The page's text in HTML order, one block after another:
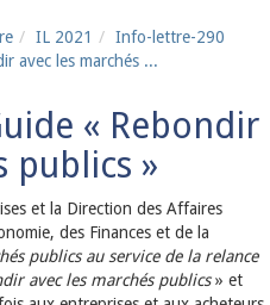
IL 2021
Info-lettre-290
avec les marchés ...
« Rebondir
publics »
et la Direction des Affaires
des Finances et de la
publics au service de la relance
avec les marchés publics» et